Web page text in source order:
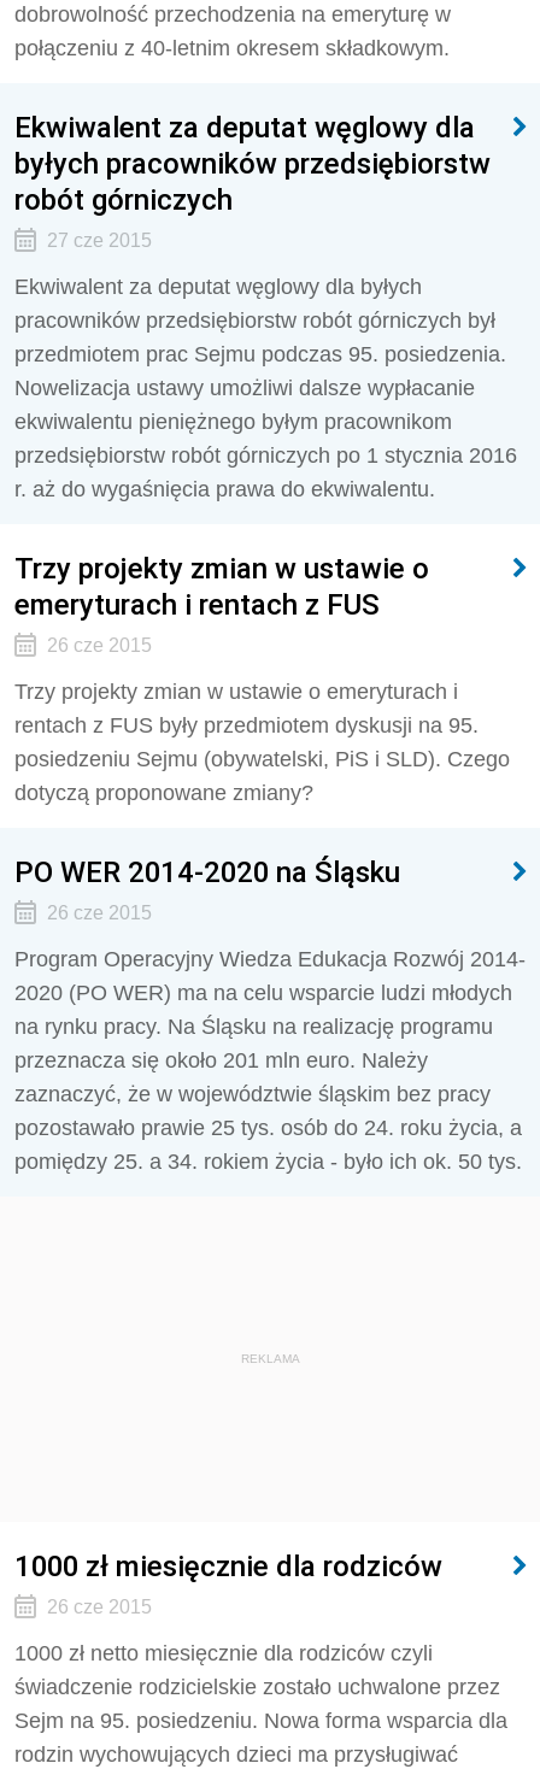
dobrowolność przechodzenia na emeryturę w
połączeniu z 40-letnim okresem składkowym.
Ekwiwalent za deputat węglowy dla
byłych pracowników przedsiębiorstw
robót górniczych
27 cze 2015
Ekwiwalent za deputat węglowy dla byłych
pracowników przedsiębiorstw robót górniczych był
przedmiotem prac Sejmu podczas 95. posiedzenia.
Nowelizacja ustawy umożliwi dalsze wypłacanie
ekwiwalentu pieniężnego byłym pracownikom
przedsiębiorstw robót górniczych po 1 stycznia 2016
r. aż do wygaśnięcia prawa do ekwiwalentu.
Trzy projekty zmian w ustawie o
emeryturach i rentach z FUS
26 cze 2015
Trzy projekty zmian w ustawie o emeryturach i
rentach z FUS były przedmiotem dyskusji na 95.
posiedzeniu Sejmu (obywatelski, PiS i SLD). Czego
dotyczą proponowane zmiany?
PO WER 2014-2020 na Śląsku
26 cze 2015
Program Operacyjny Wiedza Edukacja Rozwój 2014-
2020 (PO WER) ma na celu wsparcie ludzi młodych
na rynku pracy. Na Śląsku na realizację programu
przeznacza się około 201 mln euro. Należy
zaznaczyć, że w województwie śląskim bez pracy
pozostawało prawie 25 tys. osób do 24. roku życia, a
pomiędzy 25. a 34. rokiem życia - było ich ok. 50 tys.
REKLAMA
1000 zł miesięcznie dla rodziców
26 cze 2015
1000 zł netto miesięcznie dla rodziców czyli
świadczenie rodzicielskie zostało uchwalone przez
Sejm na 95. posiedzeniu. Nowa forma wsparcia dla
rodzin wychowujących dzieci ma przysługiwać